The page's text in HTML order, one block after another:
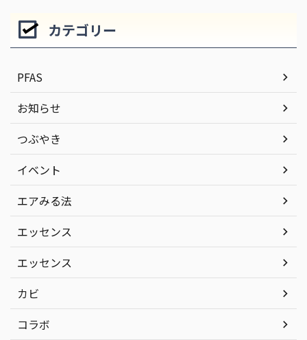
カテゴリー
PFAS
お知らせ
つぶやき
イベント
エアみる法
エッセンス
エッセンス
カビ
コラボ